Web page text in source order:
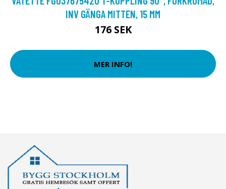
INV GÄNGA MITTEN, 15 MM
176 SEK
MER INFO!